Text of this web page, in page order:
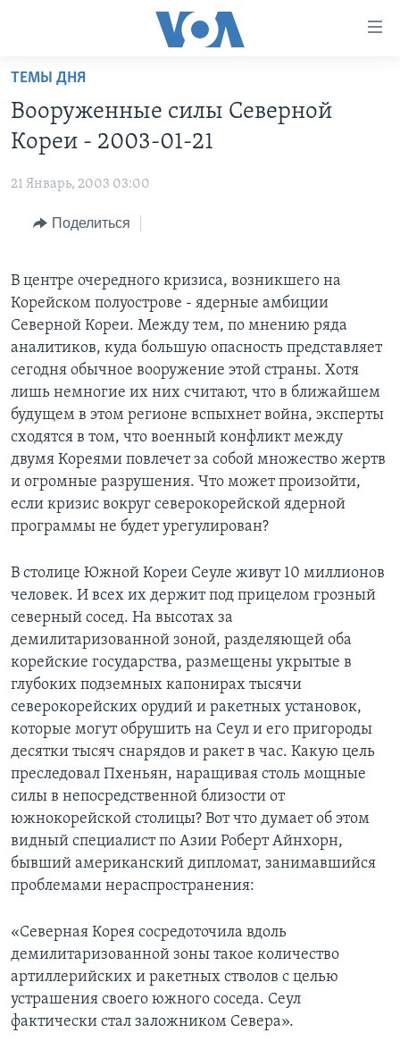
Перейти
основной
контент
Перейти
навигации
поиск
ПРОГРАММЫ
НОВОСТИ ЗА МИНУТУ
ИТОГИ
ДИСКУССИЯ VOA
ДЕТАЛИ
НЬЮ-ЙОРК NEW YORK
ПРОЕКТЫ
УЧИМ АНГЛИЙСКИЙ
НАША АМЕРИКАНСКАЯ ИСТОРИЯ
АРТЕФАКТЫ
АМЕРИКАНСКИЕ ГОРОДКИ
ТЕСТЫ
ЭКСПЕРТИЗА
ИНТЕРВЬЮ
ЗА СВОБОДУ ПРЕССЫ
УЧИМ АНГЛИЙСКИЙ
ВИДЕО
ПОДПИСКА НА НОВОСТИ
Learning English
СОЦИАЛЬНЫЕ СЕТИ
ТЕМЫ ДНЯ
Вооруженные силы Северной
Кореи - 2003-01-21
21 Январь, 2003 03:00
Поделиться
В центре очередного кризиса, возникшего на
Корейском полуострове - ядерные амбиции
Северной Кореи. Между тем, по мнению ряда
аналитиков, куда большую опасность представляет
сегодня обычное вооружение этой страны. Хотя
лишь немногие их них считают, что в ближайшем
будущем в этом регионе вспыхнет война, эксперты
сходятся в том, что военный конфликт между
двумя Кореями повлечет за собой множество жертв
и огромные разрушения. Что может произойти,
если кризис вокруг северокорейской ядерной
программы не будет урегулирован?
В столице Южной Кореи Сеуле живут 10 миллионов
человек. И всех их держит под прицелом грозный
северный сосед. На высотах за
демилитаризованной зоной, разделяющей оба
корейские государства, размещены укрытые в
глубоких подземных капонирах тысячи
северокорейских орудий и ракетных установок,
которые могут обрушить на Сеул и его пригороды
десятки тысяч снарядов и ракет в час. Какую цель
преследовал Пхеньян, наращивая столь мощные
силы в непосредственной близости от
южнокорейской столицы? Вот что думает об этом
видный специалист по Азии Роберт Айнхорн,
бывший американский дипломат, занимавшийся
проблемами нераспространения:
«Северная Корея сосредоточила вдоль
демилитаризованной зоны такое количество
артиллерийских и ракетных стволов с целью
устрашения своего южного соседа. Сеул
фактически стал заложником Севера».